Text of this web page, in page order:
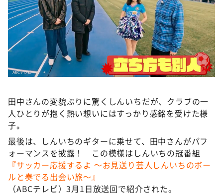
田中さんの変貌ぶりに驚くしんいちだが、クラブの一
人ひとりが抱く熱い想いにはすっかり感銘を受けた様
子。
最後は、しんいちのギターに乗せて、田中さんがパフ
ォーマンスを披露！ この模様はしんいちの冠番組
『サッカー応援するよ ～お見送り芸人しんいちのボー
ルと奏でる出会い旅～』
（ABCテレビ）3月1日放送回で紹介された。